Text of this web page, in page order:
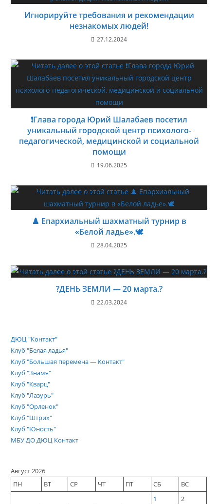
Игнорируйте требования и рекомендации
незнакомых людей!
27.12.2024
❗️Глава города Юрий Шалабаев посетил
уникальный городской центр психолого-
педагогической, медицинской и социальной
помощи
19.06.2025
♟️ Епархиальный шахматный турнир в
«Белой ладье».🕊️
28.04.2025
?ДЕНЬ ЗЕМЛИ — 20 марта.?
22.03.2024
ДЮЦ "Контакт"
Клуб "Белая ладья"
Клуб "Большая перемена — Контакт"
Клуб "Знамя"
Клуб "Кварц"
Клуб "Лазурь"
Клуб "Орленок"
Клуб "Штрих"
Клуб "Юность"
МБУ ДО ДЮЦ Контакт
Август 2026
ПН
ВТ СР ЧТ ПТ СБ
ВС
1
2